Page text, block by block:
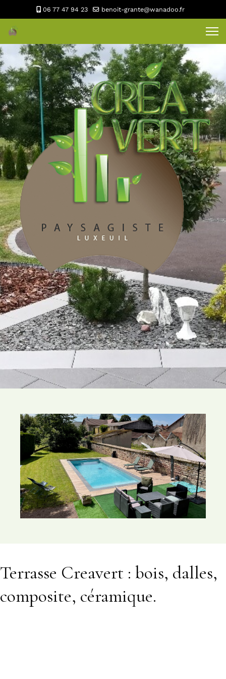
06 77 47 94 23 benoit-grante@wanadoo.fr
Terrasse Creavert : bois, dalles,
composite, céramique.